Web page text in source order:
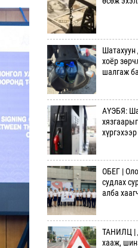
Шатахуун
хоёр
шалгаж
АҮЭБЯ:
ОБЕГ |
судлах
алба
ТАНИЛЦ |
хааж,